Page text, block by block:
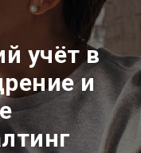
учёт в
и